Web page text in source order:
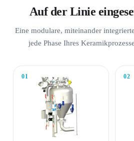
Auf der Linie
Eine modulare, miteinander
jede Phase Ihres
01 02